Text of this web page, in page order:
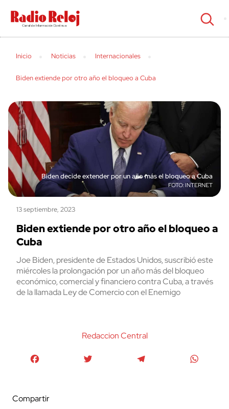
cerrar
Inicio Noticias Internacionales
Biden extiende por otro año el bloqueo a Cuba
Biden decide extender por un año más el bloqueo a Cuba
INTERNET
13 septiembre, 2023
Biden extiende por otro año el bloqueo a
Cuba
Joe Biden, presidente de Estados Unidos, suscribió este
miércoles la prolongación por un año más del bloqueo
económico, comercial y financiero contra Cuba, a través
de la llamada Ley de Comercio con el Enemigo
Redaccion Central
Compartir